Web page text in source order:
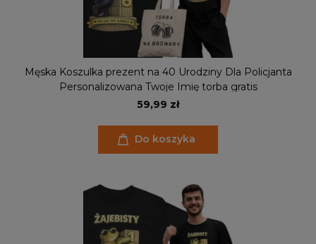
Męska Koszulka prezent na 40 Urodziny Dla Policjanta
Personalizowana Twoje Imię torba gratis
59,99 zł
Do koszyka